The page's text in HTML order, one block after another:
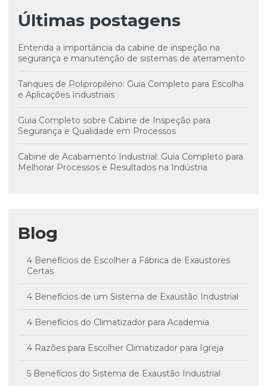
Últimas postagens
Entenda a importância da cabine de inspeção na
segurança e manutenção de sistemas de aterramento
Tanques de Polipropileno: Guia Completo para Escolha
e Aplicações Industriais
Guia Completo sobre Cabine de Inspeção para
Segurança e Qualidade em Processos
Cabine de Acabamento Industrial: Guia Completo para
Melhorar Processos e Resultados na Indústria
Blog
4 Benefícios de Escolher a Fábrica de Exaustores
Certas
4 Benefícios de um Sistema de Exaustão Industrial
4 Benefícios do Climatizador para Academia
4 Razões para Escolher Climatizador para Igreja
5 Benefícios do Sistema de Exaustão Industrial